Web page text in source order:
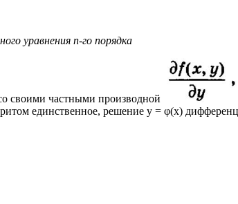
уравнения n-го порядка
своими частными производной
единственное, решение у = φ(x)